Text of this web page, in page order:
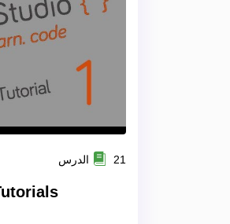
21 الدرس